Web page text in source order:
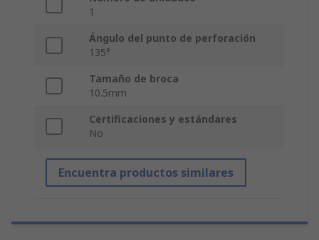
1
Ángulo del punto de perforación
135°
Tamaño de broca
10.5mm
Certificaciones y estándares
No
Encuentra productos similares